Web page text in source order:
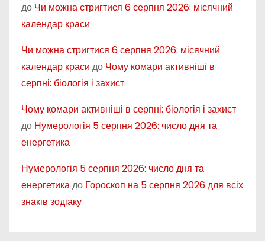
до Чи можна стригтися 6 серпня 2026: місячний
календар краси
Чи можна стригтися 6 серпня 2026: місячний
календар краси до Чому комари активніші в
серпні: біологія і захист
Чому комари активніші в серпні: біологія і захист
до Нумерологія 5 серпня 2026: число дня та
енергетика
Нумерологія 5 серпня 2026: число дня та
енергетикадо Гороскоп на 5 серпня 2026 для всіх
знаків зодіаку